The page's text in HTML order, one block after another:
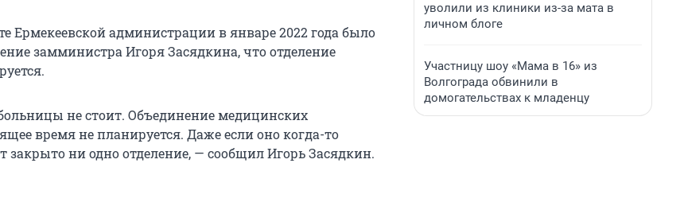
Ермекеевской администрации в январе 2022 года было
замминистра Игоря Засядкина, что отделение
не стоит. Объединение медицинских
время не планируется. Даже если оно когда-то
закрыто ни одно отделение, — сообщил Игорь Засядкин.
уволили из клиники из-за мата в
личном блоге
Участницу шоу «Мама в 16» из
Волгограда обвинили в
домогательствах к младенцу